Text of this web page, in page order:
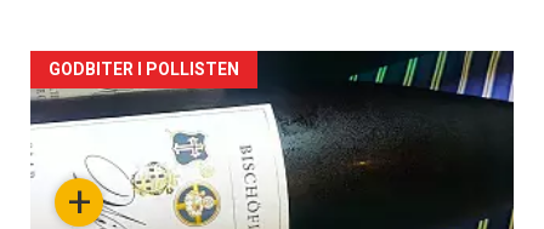
Forsiden
akkurat
nå+
GODBITER I POLLISTEN